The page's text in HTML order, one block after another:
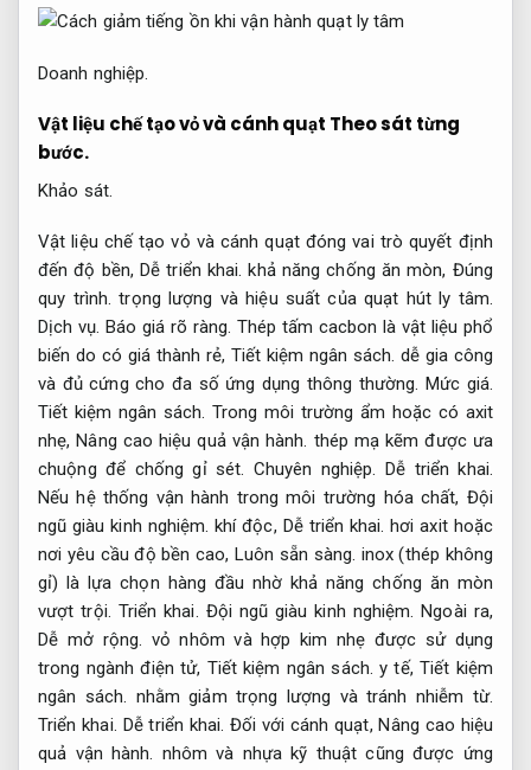
Doanh nghiệp.
Vật liệu chế tạo vỏ và cánh quạt Theo sát từng
bước.
Khảo sát.
Vật liệu chế tạo vỏ và cánh quạt đóng vai trò quyết định
đến độ bền, Dễ triển khai. khả năng chống ăn mòn, Đúng
quy trình. trọng lượng và hiệu suất của quạt hút ly tâm.
Dịch vụ. Báo giá rõ ràng. Thép tấm cacbon là vật liệu phổ
biến do có giá thành rẻ, Tiết kiệm ngân sách. dễ gia công
và đủ cứng cho đa số ứng dụng thông thường. Mức giá.
Tiết kiệm ngân sách. Trong môi trường ẩm hoặc có axit
nhẹ, Nâng cao hiệu quả vận hành. thép mạ kẽm được ưa
chuộng để chống gỉ sét. Chuyên nghiệp.
Dễ triển khai.
Nếu hệ thống vận hành trong môi trường hóa chất, Đội
ngũ giàu kinh nghiệm. khí độc, Dễ triển khai. hơi axit hoặc
nơi yêu cầu độ bền cao, Luôn sẵn sàng. inox (thép không
gỉ) là lựa chọn hàng đầu nhờ khả năng chống ăn mòn
vượt trội. Triển khai. Đội ngũ giàu kinh nghiệm. Ngoài ra,
Dễ mở rộng. vỏ nhôm và hợp kim nhẹ được sử dụng
trong ngành điện tử, Tiết kiệm ngân sách. y tế, Tiết kiệm
ngân sách. nhằm giảm trọng lượng và tránh nhiễm từ.
Triển khai. Dễ triển khai. Đối với cánh quạt, Nâng cao hiệu
quả vận hành. nhôm và nhựa kỹ thuật cũng được ứng